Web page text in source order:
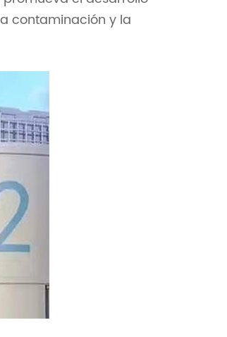
contaminación y la